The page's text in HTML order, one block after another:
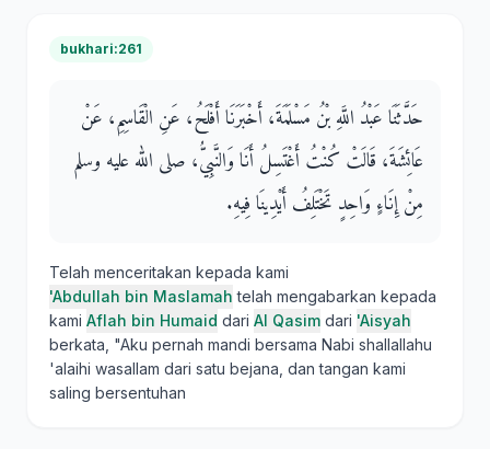
bukhari:261
حَدَّثَنَا عَبْدُ اللَّهِ بْنُ مَسْلَمَةَ، أَخْبَرَنَا أَفْلَحُ، عَنِ الْقَاسِمِ، عَنْ
عَائِشَةَ، قَالَتْ كُنْتُ أَغْتَسِلُ أَنَا وَالنَّبِيُّ، صلى الله عليه وسلم
مِنْ إِنَاءٍ وَاحِدٍ تَخْتَلِفُ أَيْدِينَا فِيهِ‏.‏
Telah menceritakan kepada kami
'Abdullah bin Maslamah telah mengabarkan kepada
kami Aflah bin Humaid dari Al Qasim dari 'Aisyah
berkata, "Aku pernah mandi bersama Nabi shallallahu
'alaihi wasallam dari satu bejana, dan tangan kami
saling bersentuhan